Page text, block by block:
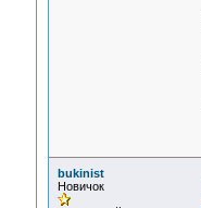
bukinist
Новичок